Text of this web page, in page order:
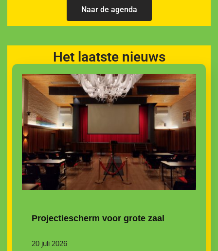
Naar de agenda
Het laatste nieuws
Projectiescherm voor grote zaal
20 juli 2026